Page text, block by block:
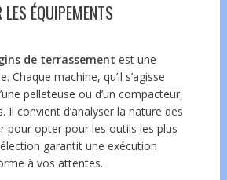
LES ÉQUIPEMENTS
de terrassement est une
Chaque machine, qu’il s’agisse
pelleteuse ou d’un compacteur,
Il convient d’analyser la nature des
pour opter pour les outils les plus
garantit une exécution
à vos attentes.